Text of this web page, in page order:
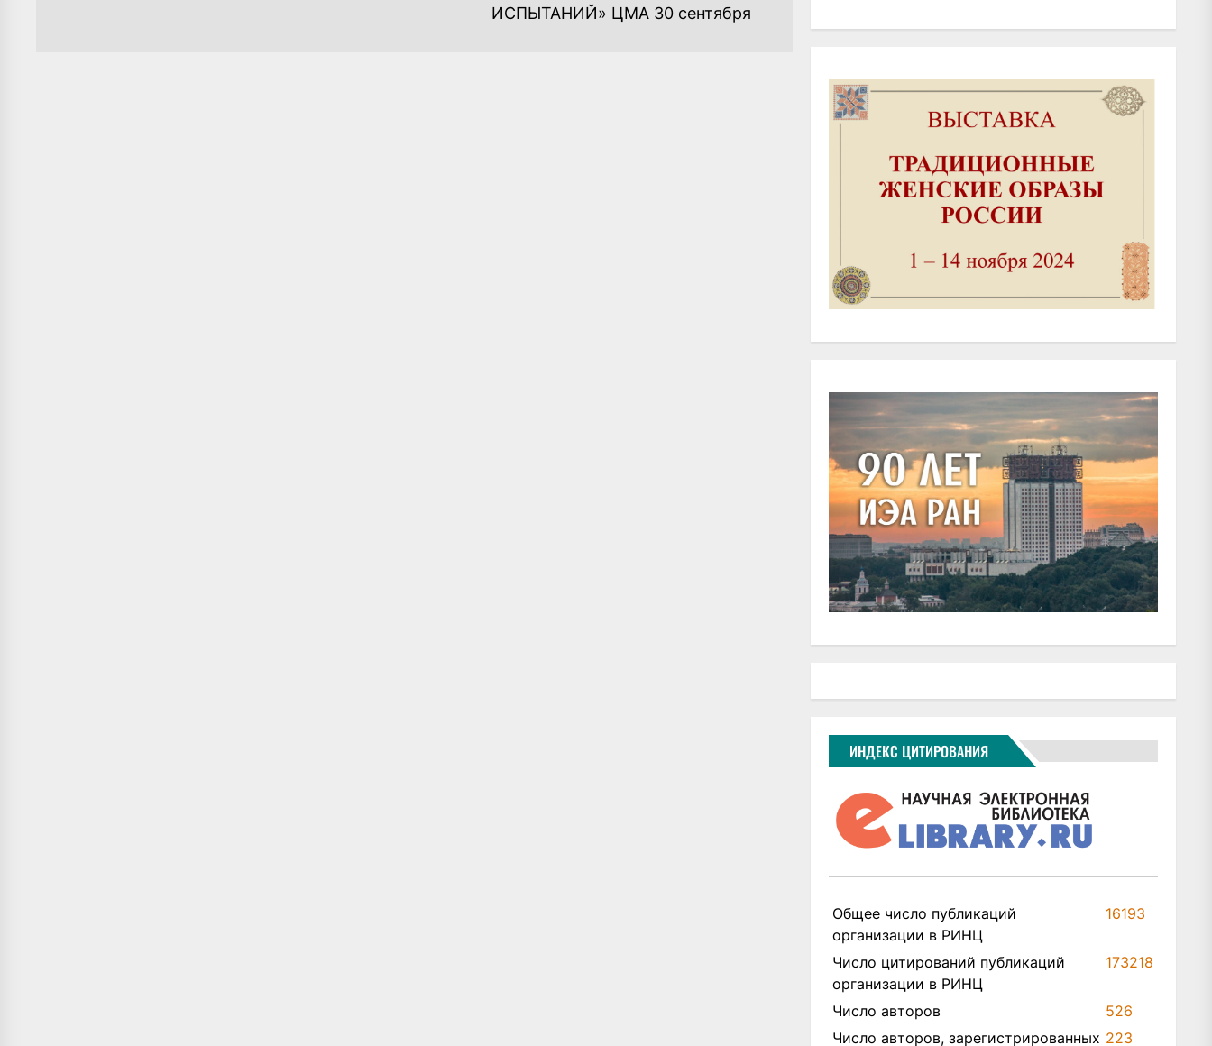
ИСПЫТАНИЙ» ЦМА 30 сентября
ИНДЕКС ЦИТИРОВАНИЯ
Общее число публикаций
организации в РИНЦ
16193
Число цитирований публикаций
организации в РИНЦ
173218
Число авторов
526
Число авторов, зарегистрированных 223